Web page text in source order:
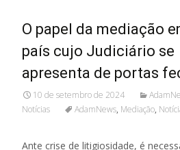
O papel da mediação
país cujo Judiciário se
apresenta de portas
10 de setembro de 2024
Notícias
AdamNews, Mediação,
Ante crise de litigiosidade, é